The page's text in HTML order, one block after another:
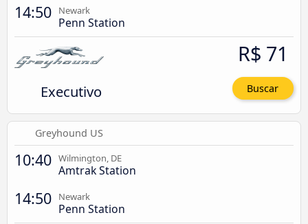
14:50 Newark
Penn Station
Executivo
R$ 71
Buscar
Greyhound US
10:40 Wilmington, DE
Amtrak Station
14:50 Newark
Penn Station